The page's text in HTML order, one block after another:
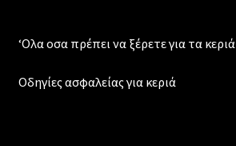
‘Ολα οσα πρέπει να ξέρετε για τα κεριά
Οδηγίες ασφαλείας για κεριά